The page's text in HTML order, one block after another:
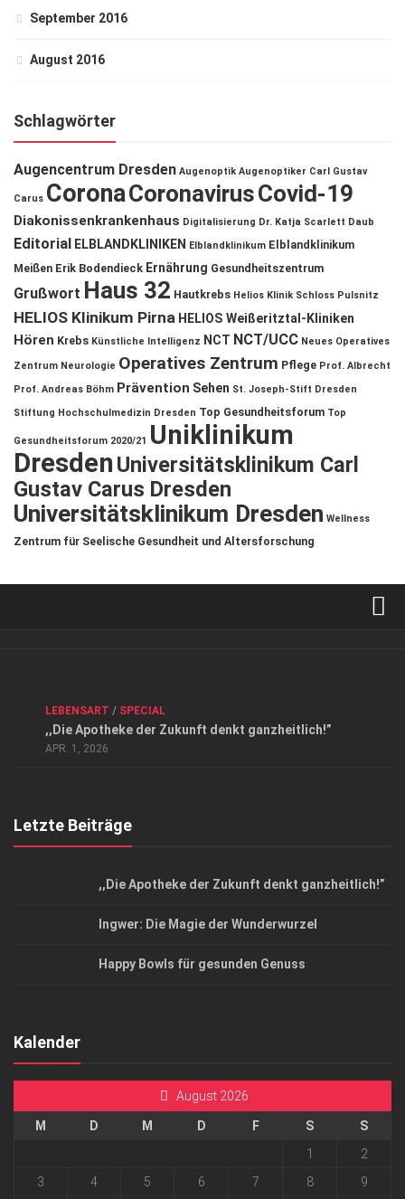
September 2016
August 2016
Schlagwörter
Augencentrum Dresden Augenoptik Augenoptiker Carl Gustav
Carus CoronaCoronavirusCovid-19
Diakonissenkrankenhaus Digitalisierung Dr. Katja Scarlett Daub
Editorial ELBLANDKLINIKEN Elblandklinikum Elblandklinikum
Meißen Erik Bodendieck Ernährung Gesundheitszentrum
Grußwort Haus 32 Hautkrebs Helios Klinik Schloss Pulsnitz
HELIOS Klinikum Pirna HELIOS Weißeritztal-Kliniken
Hören Krebs Künstliche Intelligenz NCT NCT/UCC Neues Operatives
Zentrum Neurologie Operatives Zentrum Pflege Prof. Albrecht
Prof. Andreas Böhm Prävention Sehen St. Joseph-Stift Dresden
Stiftung Hochschulmedizin Dresden Top Gesundheitsforum Top
Gesundheitsforum 2020/21 Uniklinikum
DresdenUniversitätsklinikum Carl
Gustav Carus Dresden
Universitätsklinikum Dresden Wellness
Zentrum für Seelische Gesundheit und Altersforschung
Datenschutzerklärung
Top Magazin Dresden / Ostsachsen
LEBENSART / SPECIAL
,,Die Apotheke der Zukunft denkt ganzheitlich!”
APR. 1, 2026
Letzte Beiträge
,,Die Apotheke der Zukunft denkt ganzheitlich!”
Ingwer: Die Magie der Wunderwurzel
Happy Bowls für gesunden Genuss
Kalender
August 2026
M D M D F S
S
1
2
3
4 5 6 7 8 9